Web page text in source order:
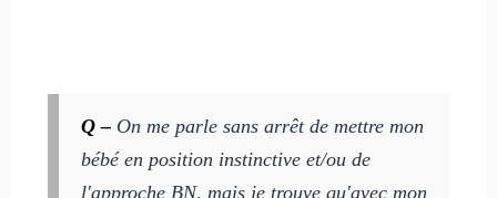
Q –On me parle sans arrêt de mettre mon
bébé en position instinctive et/ou de
l'approche BN, mais je trouve qu'avec mon